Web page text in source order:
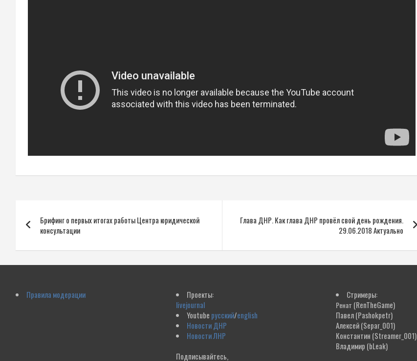
по
записям
Брифинг о первых итогах работы Центра юридической
консультации
Глава ДНР. Как глава ДНР провёл свой день рождения.
29.06.2018 Актуально
Правила модерации
Проекты:
livejournal
Youtube русский/english
Новости ДНР
Новости ЛНР
Подписывайтесь,
Стримеры:
Ренат (RenTheGame)
Павел(Pashokpetr)
Алексей(Separ_001)
Константин (Streamer_001)
Владимир (bLeak)